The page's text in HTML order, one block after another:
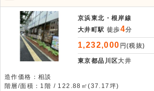
貸店舗
京浜東北・根岸線
大井町駅 徒歩4分
1,232,000 円(税抜)
東京都品川区大井
造作価格：相談
階層/面積：1階 / 122.88㎡(37.17坪)